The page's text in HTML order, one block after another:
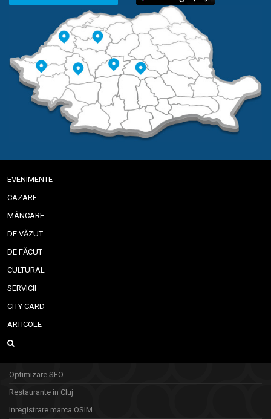
EVENIMENTE
CAZARE
MÂNCARE
DE VĂZUT
DE FĂCUT
CULTURAL
SERVICII
CITY CARD
ARTICOLE
Optimizare SEO
Restaurante in Cluj
Inregistrare marca OSIM